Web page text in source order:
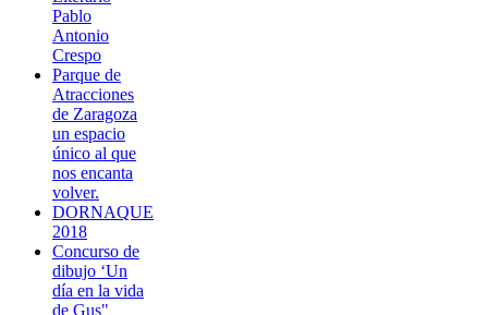
Pablo
Antonio
Crespo
Parque de
Atracciones
de Zaragoza
un espacio
único al que
nos encanta
volver.
DORNAQUE
2018
Concurso de
dibujo ‘Un
día en la vida
de Gus"